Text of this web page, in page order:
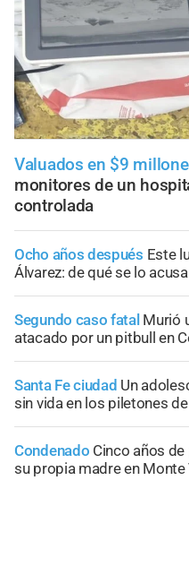
Valuados en $9
monitores de un
controlada
Ocho años después Este
Álvarez: de qué se lo acusa
Segundo caso fatal Murió
atacado por un pitbull en
Santa Fe ciudad Un
sin vida en los piletones
Condenado Cinco años
su propia madre en Monte